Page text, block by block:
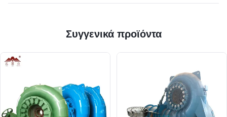
Συγγενικά προϊόντα